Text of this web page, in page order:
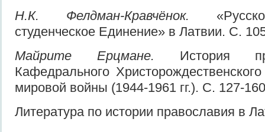
Н.К. Фелдман-Кравчёнок.
студенческое Единение» в Латвии. С.
Майрите Ерцмане. История
Кафедрального
мировой войны (1944-1961 гг.). С. 127-
Литература по истории православия в